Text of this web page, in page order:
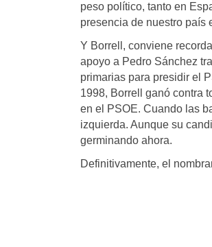
peso político, tanto en
presencia de nuestro país
Y Borrell, conviene
apoyo a Pedro Sánchez
primarias para presidir el
1998, Borrell ganó contra
en el PSOE. Cuando las
izquierda. Aunque su
germinando ahora.
Definitivamente, el